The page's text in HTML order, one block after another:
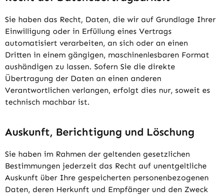
Sie haben das Recht, Daten, die wir auf Grundlage Ihrer
Einwilligung oder in Erfüllung eines Vertrags
automatisiert verarbeiten, an sich oder an einen
Dritten in einem gängigen, maschinenlesbaren Format
aushändigen zu lassen. Sofern Sie die direkte
Übertragung der Daten an einen anderen
Verantwortlichen verlangen, erfolgt dies nur, soweit es
technisch machbar ist.
Auskunft, Berichtigung und Löschung
Sie haben im Rahmen der geltenden gesetzlichen
Bestimmungen jederzeit das Recht auf unentgeltliche
Auskunft über Ihre gespeicherten personenbezogenen
Daten, deren Herkunft und Empfänger und den Zweck